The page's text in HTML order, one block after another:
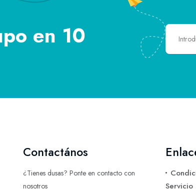
en 10
Contactános
¿Tienes dusas? Ponte en contacto con
nosotros
Servicio